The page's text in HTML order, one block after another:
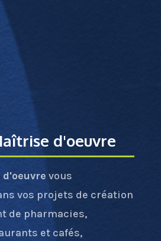
d'oeuvre
vous
vos projets de création
de pharmacies,
et cafés,